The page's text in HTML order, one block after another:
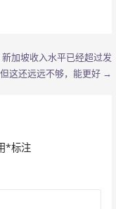
加坡收入水平已经超过发
这还远远不够，能更好 →
*标注